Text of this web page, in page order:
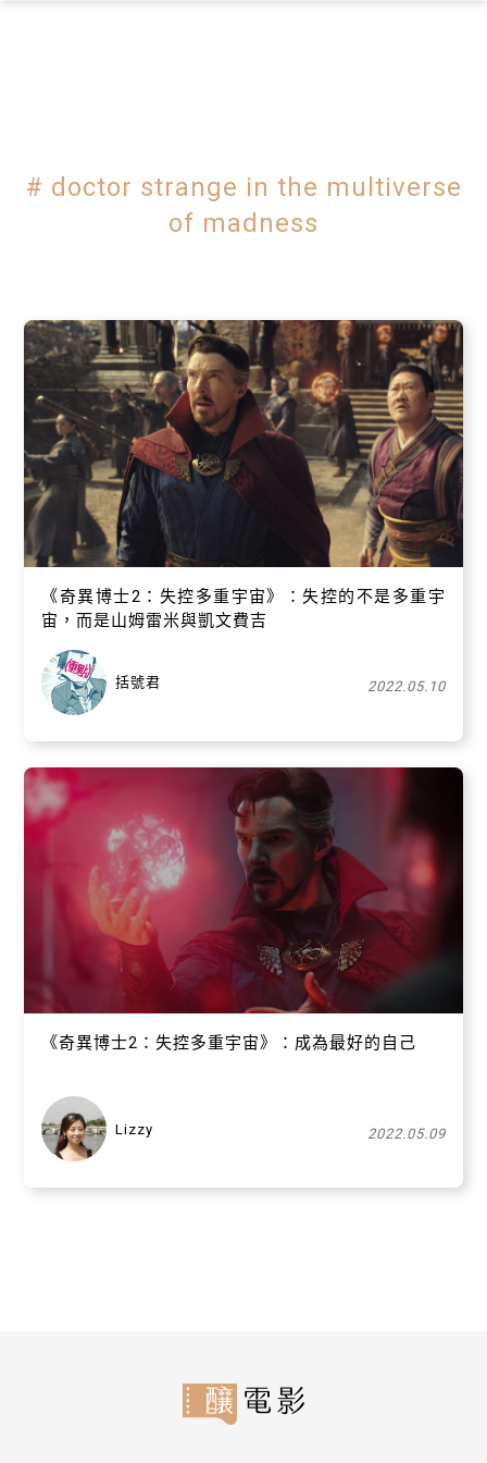
# doctor strange in the multiverse
of madness
《奇異博士2：失控多重宇宙》：失控的不是多重宇
宙，而是山姆雷米與凱文費吉
括號君 2022.05.10
《奇異博士2：失控多重宇宙》：成為最好的自己
Lizzy 2022.05.09
關閉